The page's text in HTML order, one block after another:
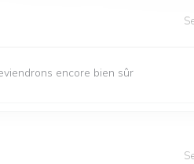
encore bien sûr